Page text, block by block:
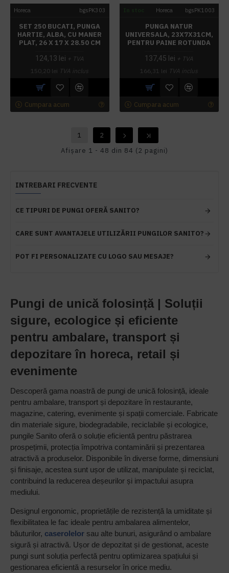
Horeca bgsPK303
SET 250 BUCATI, PUNGA
HARTIE, ALBA, CU MANER
PLAT, 26 X 17 X 28.50 CM
124,13 lei + TVA
150,20 lei TVA inclus
Cumpara acum
Horeca bgsPK1003
PUNGA NATUR
UNIVERSALA, 23X7X31CM,
PENTRU PAINE ROTUNDA
137,45 lei + TVA
166,31 lei TVA inclus
Cumpara acum
1
2
Afişare 1 - 48 din 84 (2 pagini)
INTREBARI FRECVENTE
CE TIPURI DE PUNGI OFERĂ SANITO?
CARE SUNT AVANTAJELE UTILIZĂRII PUNGILOR SANITO?
POT FI PERSONALIZATE CU LOGO SAU MESAJE?
Pungi de unică folosință | Soluții
sigure, ecologice și eficiente
pentru ambalare, transport și
depozitare în horeca, retail și
evenimente
Descoperă gama noastră de pungi de unică folosință, ideale
pentru ambalare, transport și depozitare în restaurante,
magazine, catering, evenimente și spații comerciale. Fabricate
din materiale sigure, biodegradabile, reciclabile și ecologice,
pungile Sanito oferă o soluție eficientă pentru păstrarea
prospețimii, protecția împotriva contaminării și prezentarea
atractivă a produselor. Disponibile în diverse forme, dimensiuni
și finisaje, acestea sunt ușor de utilizat, manipulate și reciclat,
contribuind la reducerea deșeurilor și impactului asupra
mediului.
Designul ergonomic, proprietățile de rezistență la umiditate și
flexibilitatea le fac ideale pentru ambalarea alimentelor,
băuturilor, caserolelor sau alte bunuri, asigurând o ambalare
sigură și atractivă. Ușor de depozitat și de gestionat, aceste
pungi sunt soluția perfectă pentru optimizarea spațiului și
gestionarea eficientă a resurselor în orice mediu.